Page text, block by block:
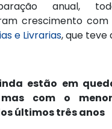
anual,
crescimento
e Livrarias, que teve
estão em
com o
últimos três anos